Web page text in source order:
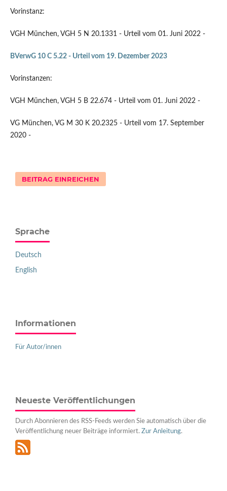
Vorinstanz:
VGH München, VGH 5 N 20.1331 - Urteil vom 01. Juni 2022 -
BVerwG 10 C 5.22 - Urteil vom 19. Dezember 2023
Vorinstanzen:
VGH München, VGH 5 B 22.674 - Urteil vom 01. Juni 2022 -
VG München, VG M 30 K 20.2325 - Urteil vom 17. September
2020 -
BEITRAG EINREICHEN
Sprache
Deutsch
English
Informationen
Für Autor/innen
Neueste Veröffentlichungen
Durch Abonnieren des RSS-Feeds werden Sie automatisch über die
Veröffentlichung neuer Beiträge informiert. Zur Anleitung.